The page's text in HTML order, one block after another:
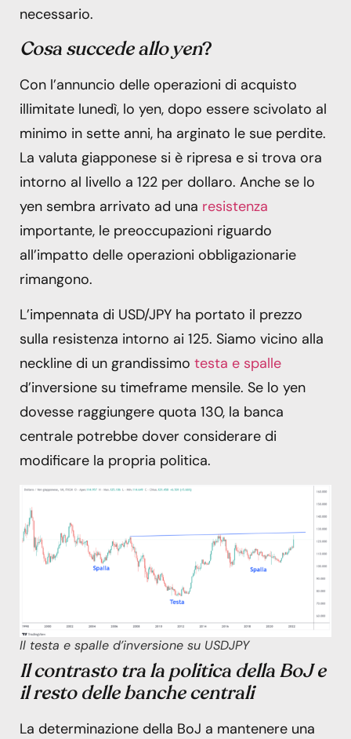
necessario.
Cosa succede allo yen?
Con l’annuncio delle operazioni di acquisto
illimitate lunedì, lo yen, dopo essere scivolato al
minimo in sette anni, ha arginato le sue perdite.
La valuta giapponese si è ripresa e si trova ora
intorno al livello a 122 per dollaro. Anche se lo
yen sembra arrivato ad una resistenza
importante, le preoccupazioni riguardo
all’impatto delle operazioni obbligazionarie
rimangono.
L’impennata di USD/JPY ha portato il prezzo
sulla resistenza intorno ai 125. Siamo vicino alla
neckline di un grandissimo testa e spalle
d’inversione su timeframe mensile. Se lo yen
dovesse raggiungere quota 130, la banca
centrale potrebbe dover considerare di
modificare la propria politica.
Il testa e spalle d’inversione su USDJPY
Il contrasto tra la politica della BoJ e
il resto delle banche centrali
La determinazione della BoJ a mantenere una